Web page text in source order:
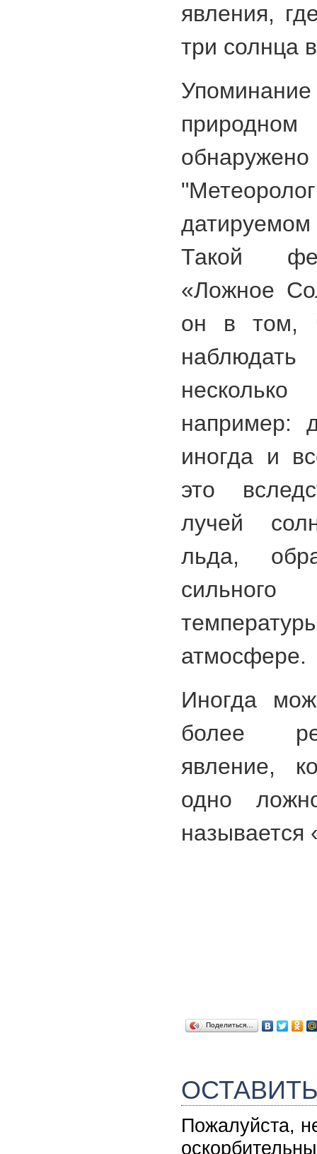
явления,
три солнца
Такой
«Ложное
он в том,
например:
иногда и
это
лучей
льда,
атмосфере.
Иногда
более
явление,
одно
называется
Поделиться…
Пожалуйста,